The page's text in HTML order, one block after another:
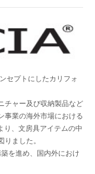
セプトにしたカリフォ
チャー及び収納製品など
事業の海外市場における
り、文房具アイテムの中
ました。
を進め、国内外におけ